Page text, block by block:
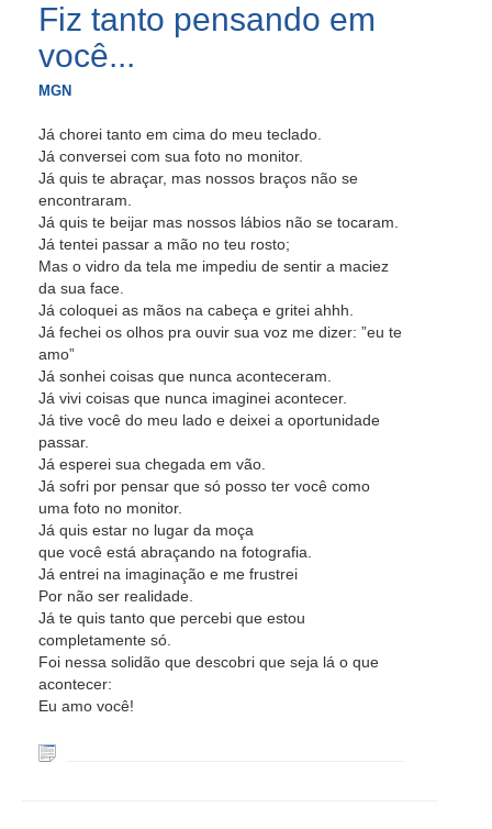
Fiz tanto pensando em
você...
MGN
Já chorei tanto em cima do meu teclado.
Já conversei com sua foto no monitor.
Já quis te abraçar, mas nossos braços não se
encontraram.
Já quis te beijar mas nossos lábios não se tocaram.
Já tentei passar a mão no teu rosto;
Mas o vidro da tela me impediu de sentir a maciez
da sua face.
Já coloquei as mãos na cabeça e gritei ahhh.
Já fechei os olhos pra ouvir sua voz me dizer: ”eu te
amo”
Já sonhei coisas que nunca aconteceram.
Já vivi coisas que nunca imaginei acontecer.
Já tive você do meu lado e deixei a oportunidade
passar.
Já esperei sua chegada em vão.
Já sofri por pensar que só posso ter você como
uma foto no monitor.
Já quis estar no lugar da moça
que você está abraçando na fotografia.
Já entrei na imaginação e me frustrei
Por não ser realidade.
Já te quis tanto que percebi que estou
completamente só.
Foi nessa solidão que descobri que seja lá o que
acontecer:
Eu amo você!